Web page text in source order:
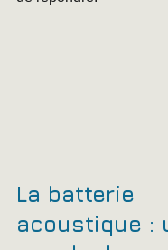
La batterie
acoustique :